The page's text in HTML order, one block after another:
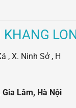
, X. Ninh Sở , H
Lâm, Hà Nội